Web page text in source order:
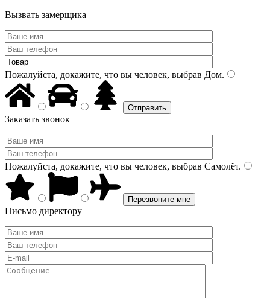
Вызвать замерщика
Пожалуйста, докажите, что вы человек, выбрав Дом.
Заказать звонок
Пожалуйста, докажите, что вы человек, выбрав Самолёт.
Письмо директору